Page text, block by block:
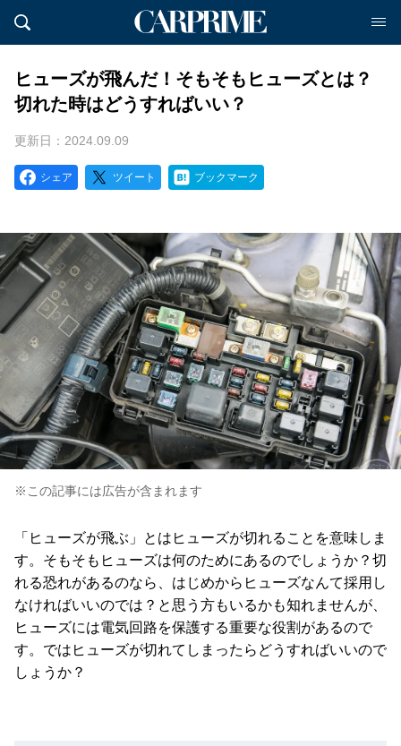
ヒューズが飛んだ！そもそもヒューズとは？
切れた時はどうすればいい？
更新日：2024.09.09
シェア ツイート ブックマーク
※この記事には広告が含まれます
「ヒューズが飛ぶ」とはヒューズが切れることを意味しま
す。そもそもヒューズは何のためにあるのでしょうか？切
れる恐れがあるのなら、はじめからヒューズなんて採用し
なければいいのでは？と思う方もいるかも知れませんが、
ヒューズには電気回路を保護する重要な役割があるので
す。ではヒューズが切れてしまったらどうすればいいので
しょうか？